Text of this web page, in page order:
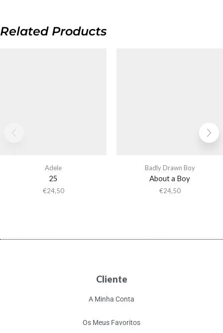
Related Products
Adele
25
€24,50
Badly Drawn Boy
About a Boy
€24,50
Cliente
A Minha Conta
Os Meus Favoritos